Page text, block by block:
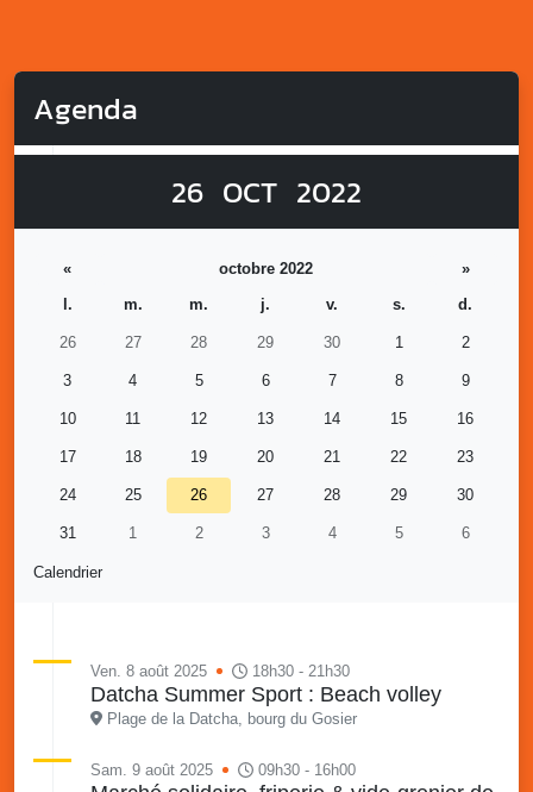
Agenda
26 OCT 2022
Calendrier
« octobre 2022
»
l.
m. m. j. v. s. d.
26 27 28 29 30 1 2
3 4 5 6 7 8 9
10 11 12 13 14 15 16
17 18 19 20 21 22 23
24 25 26 27 28 29 30
31 1 2 3 4 5 6
Ven. 8 août 2025 18h30 - 21h30
Datcha Summer Sport : Beach volley
Plage de la Datcha, bourg du Gosier
Sam. 9 août 2025 09h30 - 16h00